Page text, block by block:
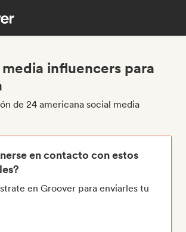
influencers para
de 24 americana social media
en contacto con estos
en Groover para enviarles tu